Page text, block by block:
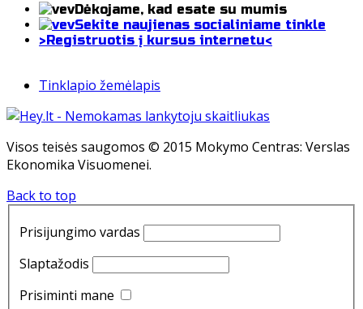
Dėkojame, kad esate su mumis
Sekite naujienas socialiniame tinkle
>Registruotis į kursus internetu<
Tinklapio žemėlapis
Visos teisės saugomos © 2015 Mokymo Centras: Verslas
Ekonomika Visuomenei.
Back to top
Prisijungimo vardas
Slaptažodis
Prisiminti mane